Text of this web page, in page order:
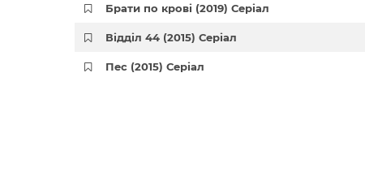
Брати по крові (2019) Серіал
Відділ 44 (2015) Серіал
Пес (2015) Серіал